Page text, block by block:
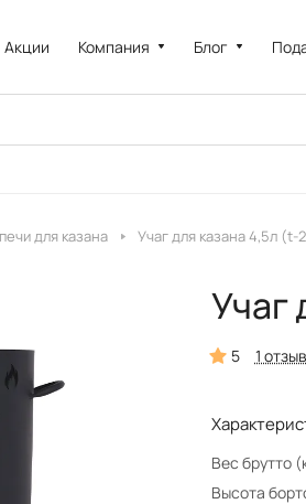
Акции Компания Блог
для казана Учаг для казана 4,5л (t-
Учаг
5 1 отзыв
Вес брутто
Высота